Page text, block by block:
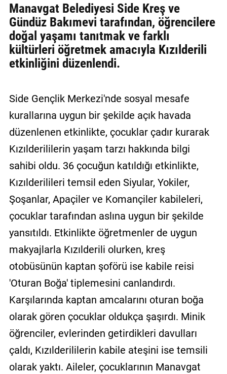
Künye
İletişim
Gizlilik
Sözleşmesi
Kullanıcı
Sözleşmesi
Manavgat Belediyesi Side Kreş ve
Gündüz Bakımevi tarafından, öğrencilere
doğal yaşamı tanıtmak ve farklı
kültürleri öğretmek amacıyla Kızılderili
etkinliğini düzenlendi.
Side Gençlik Merkezi'nde sosyal mesafe
kurallarına uygun bir şekilde açık havada
düzenlenen etkinlikte, çocuklar çadır kurarak
Kızılderililerin yaşam tarzı hakkında bilgi
sahibi oldu. 36 çocuğun katıldığı etkinlikte,
Kızılderilileri temsil eden Siyular, Yokiler,
Şoşanlar, Apaçiler ve Komançiler kabileleri,
çocuklar tarafından aslına uygun bir şekilde
yansıtıldı. Etkinlikte öğretmenler de uygun
makyajlarla Kızılderili olurken, kreş
otobüsünün kaptan şoförü ise kabile reisi
'Oturan Boğa' tiplemesini canlandırdı.
Karşılarında kaptan amcalarını oturan boğa
olarak gören çocuklar oldukça şaşırdı. Minik
öğrenciler, evlerinden getirdikleri davulları
çaldı, Kızılderililerin kabile ateşini ise temsili
olarak yaktı. Aileler, çocuklarının Manavgat